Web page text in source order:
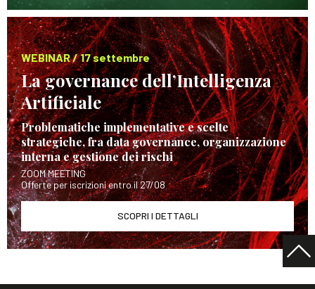
WEBINAR / 17 settembre
La governance dell’Intelligenza
Artificiale
Problematiche implementative e scelte
strategiche, fra data governance, organizzazione
interna e gestione dei rischi
ZOOM MEETING
Offerte per iscrizioni entro il 27/08
SCOPRI I DETTAGLI